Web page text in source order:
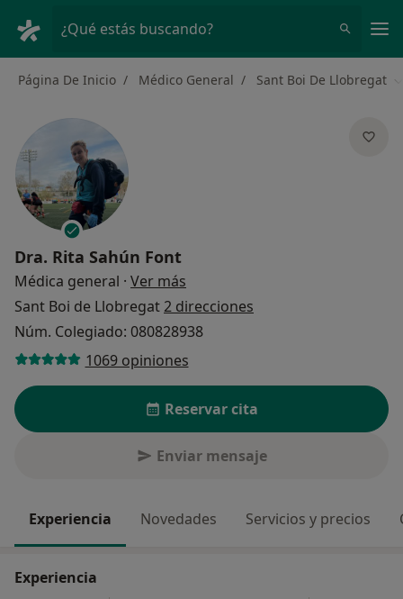
¿Qué estás buscando?
Página De Inicio Médico General Sant Boi De Llobregat
Dra. Rita Sahún Font
Médica general · Ver más
Sant Boi de Llobregat2 direcciones
Núm. Colegiado: 080828938
1069 opiniones
Reservar cita
Enviar mensaje
Experiencia Novedades Servicios y precios
Experiencia